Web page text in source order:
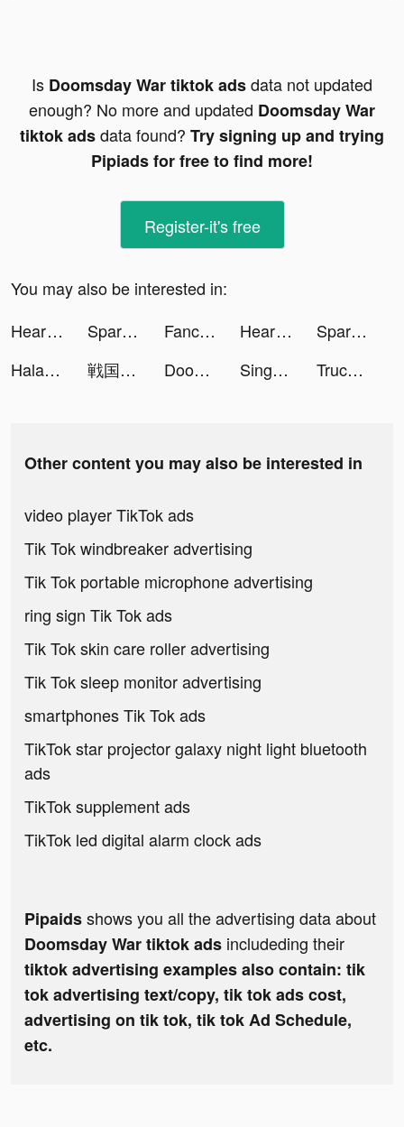
Is Doomsday War tiktok adsdata not updated
enough? No more and updated Doomsday War
tiktok adsdata found? Try signing up and trying
Pipiads for free to find more!
Register-it's free
You may also be interested in:
Heart Rate Monitor: Pulse tiktok ads
Spark - Personal Themes tiktok ads Fancy Themes - icons & widgets tiktok ads Heart Rate Monitor: Pulse tiktok ads
Spark - Personal Themes tiktok ads
Halara tiktok ads
戦国覇業 tiktok ads Doomsday War tiktok ads Sing+：Sing karaoke tiktok ads Truck Stop Tycoon tiktok ads
Other content you may also be interested in
video player TikTok ads
Tik Tok windbreaker advertising
Tik Tok portable microphone advertising
ring sign Tik Tok ads
Tik Tok skin care roller advertising
Tik Tok sleep monitor advertising
smartphones Tik Tok ads
TikTok star projector galaxy night light bluetooth
ads
TikTok supplement ads
TikTok led digital alarm clock ads
Pipaidsshows you all the advertising data about
Doomsday War tiktok ads includeding their
tiktok advertising examples also contain: tik
tok advertising text/copy, tik tok ads cost,
advertising on tik tok, tik tok Ad Schedule,
etc.